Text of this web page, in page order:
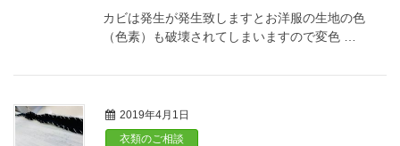
カビは発生が発生致しますとお洋服の生地の色
（色素）も破壊されてしまいますので変色 …
2019年4月1日
衣類のご相談